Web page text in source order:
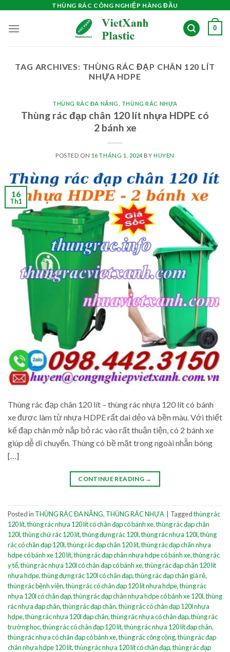
content
THÙNG RÁC CÔNG NGHIỆP HÀNG ĐẦU
0
TAG ARCHIVES: THÙNG RÁC ĐẠP CHÂN 120 LÍT
NHỰA HDPE
THÙNG RÁC ĐA NĂNG THÙNG RÁC NHỰA
Thùng rác đạp chân 120 lít nhựa HDPE có
2 bánh xe
POSTED ON 16 THÁNG 1, 2024BY HUYEN
16
Th1
Thùng rác đạp chân 120 lít – thùng rác nhựa 120 lít có bánh
xe được làm từ nhựa HDPE rất dai dẻo và bền màu. Với thiết
kế đạp chân mở nắp bỏ rác vào rất thuận tiện, có 2 bánh xe
giúp dễ di chuyển. Thùng có bề mặt trong ngoài nhẵn bóng
[…]
CONTINUE READING →
Posted in THÙNG RÁC ĐA NĂNG, THÙNG RÁC NHỰA Taggedthùng rác
120 lít,thùng rác nhựa 120 lít có chân đạp có bánh xe,thùng rác đạp chân
120l,thùng chứ rác 120 lít,thùng đựng rác 120l,thùng rác nhựa 120l,thùng
rác có chân đạp 120l,thùng rác đạp chân 120 lít,thùng rác đạp chân nhựa
hdpe có bánh xe 120 lít,thùng rác đạp chân nhựa hdpe có bánh xe,thùng rác
y tế,thùng rác nhựa 120l có chân đạp có bánh xe,thùng rác đạp chân 120 lít
nhựa hdpe,thùng đựng rác 120l có chân đạp,thùng rác đạp chân giá rẻ,
thùng rác bệnh viện,thùng rác có chân đạp 120 lít nhựa hdpe,thùng rác
nhựa 120l có chân đạp,thùng rác đạp chân nhựa hdpe có bánh xe 120l,thùng
rác nhựa đạp chân,thùng rác đạp chân,thùng rác có chân đạp 120l nhựa
hdpe,thùng rác nhựa 120l đạp chân,thùng rác nhựa có chân đạp,thùng rác
trường học,thùng rác có chân đạp 120 lít,thùng rác nhựa 120 lít đạp chân,
thùng rác nhựa có chân đạp có bánh xe,thùng rác công cộng,thùng rác đạp
chân nhựa hdpe 120 lít,thùng rác nhựa 120 lít có chân đạp,thùng rác đạp